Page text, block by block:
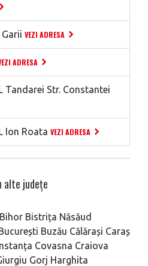
Garii VEZI ADRESA
ADRESA
Tandarei Str. Constantei
Ion Roata VEZI ADRESA
alte județe
Bihor Bistrița Năsăud
Buzău Călărași Caraș
Covasna Craiova
Gorj Harghita